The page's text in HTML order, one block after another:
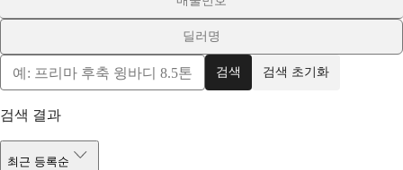
딜러명
검색 검색 초기화
검색 결과
최근 등록순